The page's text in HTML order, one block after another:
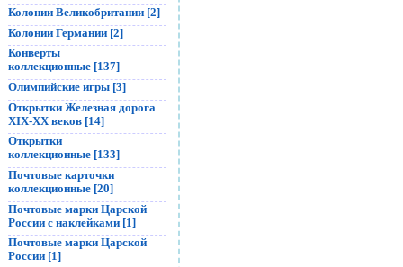
Колонии Великобритании [2]
Колонии Германии [2]
Конверты
коллекционные [137]
Олимпийские игры [3]
Открытки Железная дорога
XIX-XX веков [14]
Открытки
коллекционные [133]
Почтовые карточки
коллекционные [20]
Почтовые марки Царской
России с наклейками [1]
Почтовые марки Царской
России [1]